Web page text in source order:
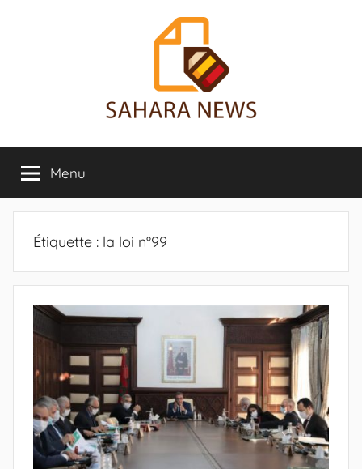
Sahara
News
sur
le
Sahara
révélée
Menu
Étiquette : la loi n°99